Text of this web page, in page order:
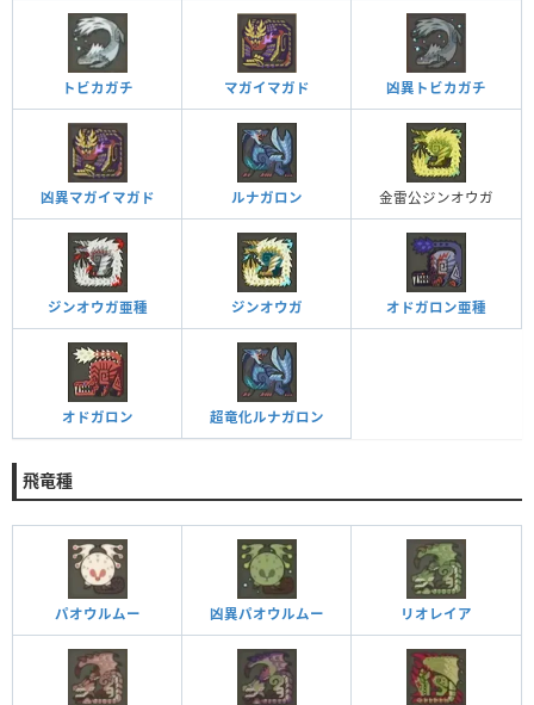
トビカガチ マガイマガド 凶異トビカガチ
凶異マガイマガド ルナガロン 金雷公ジンオウガ
ジンオウガ亜種 ジンオウガ オドガロン亜種
オドガロン 超竜化ルナガロン
飛竜種
パオウルムー 凶異パオウルムー リオレイア